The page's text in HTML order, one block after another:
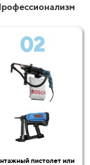
02
пистолет или